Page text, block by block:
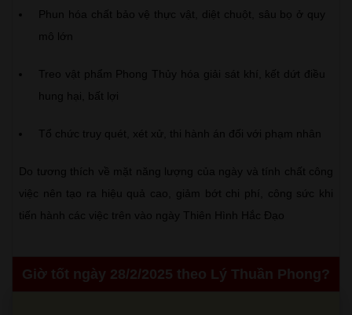
Phun hóa chất bảo vệ thực vật, diệt chuột, sâu bọ ở quy
mô lớn
Treo vật phẩm Phong Thủy hóa giải sát khí, kết dứt điều
hung hại, bất lợi
Tổ chức truy quét, xét xử, thi hành án đối với phạm nhân
Do tương thích về mặt năng lượng của ngày và tính chất công
việc nên tạo ra hiệu quả cao, giảm bớt chi phí, công sức khi
tiến hành các việc trên vào ngày Thiên Hình Hắc Đạo
Giờ tốt ngày 28/2/2025 theo Lý Thuần Phong?